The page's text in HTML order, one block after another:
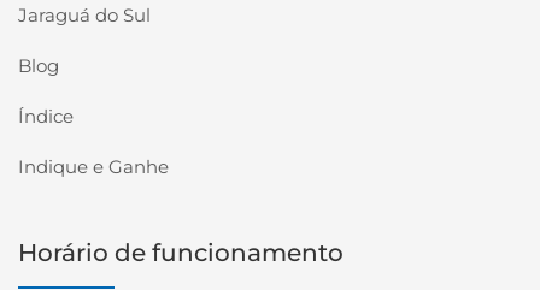
Jaraguá do Sul
Blog
Índice
Indique e Ganhe
Horário de funcionamento